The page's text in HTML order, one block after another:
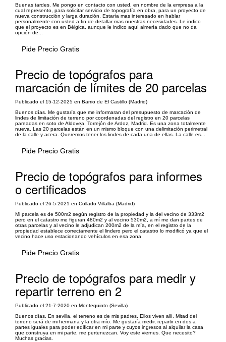
Buenas tardes. Me pongo en contacto con usted, en nombre de la empresa a la
cual represento, para solicitar servicio de topografía en obra, para un proyecto de
nueva construcción y larga duración. Estaría mas interesado en hablar
personalmente con usted a fin de detallar mas nuestras necesidades. Le indico
que el proyecto es en Bélgica, aunque le indico aquí almería dado que no da
opción de...
Pide Precio Gratis
Precio de topógrafos para
marcación de límites de 20 parcelas
Publicado el 15-12-2025 en Barrio de El Castillo (Madrid)
Buenos días. Me gustaría que me informaran del presupuesto de marcación de
lindes de limitación de terreno por coordenadas del registro en 20 parcelas
pareadas en soto de Aldovea, Torrejón de Ardoz, Madrid. Es una zona totalmente
nueva. Las 20 parcelas están en un mismo bloque con una delimitación perimetral
de la calle y acera. Queremos tener los lindes de cada una de ellas. La calle es...
Pide Precio Gratis
Precio de topógrafos para informes
o certificados
Publicado el 26-5-2021 en Collado Villalba (Madrid)
Mi parcela es de 500m2 según registro de la propiedad y la del vecino de 333m2
pero en el catastro me figuran 480m2 y al vecino 530m2, a mí me dan partes de
otras parcelas y al vecino le adjudican 200m2 de la mía, en el registro de la
propiedad establece correctamente el lindero pero el catastro lo modificó ya que el
vecino hace uso estacionando vehículos en esa zona
Pide Precio Gratis
Precio de topógrafos para medir y
repartir terreno en 2
Publicado el 21-7-2020 en Montequinto (Sevilla)
Buenos días, En sevilla, el terreno es de mis padres. Ellos viven allí. Mitad del
terreno será de mi hermana y la otra mío. Me gustaría medir, repartir en dos a
partes iguales para poder edificar en mi parte y cuyos ingresos al alquilar la casa
que construya en mi parte, me pertenezcan. Voy este viernes. Que necesito?
Muchas gracias.